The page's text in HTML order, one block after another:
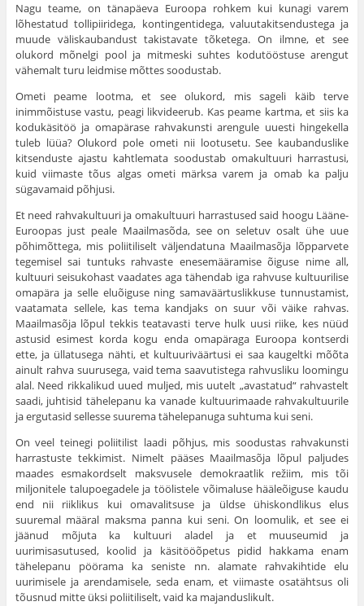
Nagu teame, on tänapäeva Euroopa rohkem kui kunagi varem
lõhestatud tollipiiridega, kontingentidega, valuutakitsendustega ja
muude väliskaubandust takistavate tõketega. On ilmne, et see
olukord mõnelgi pool ja mitmeski suhtes kodutöös­tuse arengut
vähemalt turu leidmise mõttes soodustab.
Ometi peame lootma, et see olukord, mis sageli käib terve
inimmõistuse vastu, peagi likvideerub. Kas peame kartma, et siis ka
kodukäsitöö ja omapärase rahvakunsti arengule uuesti hingekella
tuleb lüüa? Olukord pole ometi nii lootusetu. See kauban­duslike
kitsenduste ajastu kahtlemata soodustab omakultuuri harrastusi,
kuid viimaste tõus algas ometi märksa varem ja omab ka palju
sügavamaid põhjusi.
Et need rahvakultuuri ja omakultuuri harrastused said hoogu Lääne-
Euroopas just peale Maailmasõda, see on seletuv osalt ühe uue
põhimõttega, mis poliitiliselt väljendatuna Maa­ilmasõja lõpparvete
tegemisel sai tuntuks rahvaste enesemääramise õiguse nime all,
kultuuri seisukohast vaadates aga tähendab iga rahvuse kultuurilise
omapära ja selle eluõiguse ning samaväärtuslikkuse tunnustamist,
vaatamata sel­lele, kas tema kandjaks on suur või väike rahvas.
Maailmasõja lõpul tekkis teatavasti terve hulk uusi riike, kes nüüd
astusid esimest korda kogu enda omapäraga Euroopa kontserdi
ette, ja üllatusega nähti, et kultuuriväärtusi ei saa kaugeltki mõõta
ainult rahva suurusega, vaid tema saavutistega rahvusliku loomingu
alal. Need rikkalikud uued muljed, mis uutelt „avastatud“ rahvastelt
saadi, juhtisid tähelepanu ka vanade kultuurimaade rahvakultuurile
ja ergutasid sellesse suurema tähelepanuga suh­tuma kui seni.
On veel teinegi poliitilist laadi põhjus, mis soodustas rahvakunsti
harrastuste tekkimist. Nimelt pääses Maailmasõja lõpul paljudes
maades esmakordselt maksvusele demokraatlik režiim, mis tõi
miljonitele talupoegadele ja töölistele või­maluse hääleõiguse kaudu
end nii riiklikus kui omavalitsuse ja üldse ühiskondlikus elus
suuremal määral maksma panna kui seni. On loomulik, et see ei
jäänud mõjuta ka kultuuri aladel ja et muuseumid ja
uurimisasutused, koolid ja käsitööõpetus pidid hakkama enam
tähelepanu pöörama ka seniste nn. alamate rahva­kihtide elu
uurimisele ja arendamisele, seda enam, et viimaste osatähtsus oli
tõusnud mitte üksi poliitiliselt, vaid ka majandus­likult.